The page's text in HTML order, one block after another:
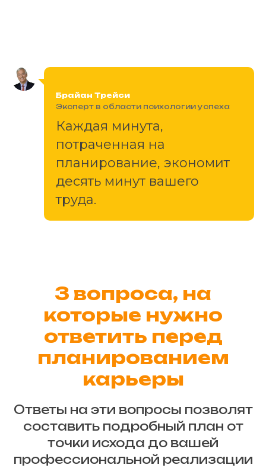
Брайан Трейси
Эксперт в области психологии успеха
Каждая минута,
потраченная на
планирование, экономит
десять минут вашего
труда.
3 вопроса, на
которые нужно
ответить перед
планированием
карьеры
Ответы на эти вопросы позволят
составить подробный план от
точки исхода до вашей
профессиональной реализации